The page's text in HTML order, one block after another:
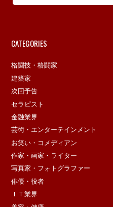
CATEGORIES
格闘技・格闘家
建築家
次回予告
セラピスト
金融業界
芸術・エンターテインメント
お笑い・コメディアン
作家・画家・ライター
写真家・フォトグラファー
俳優・役者
ＩＴ業界